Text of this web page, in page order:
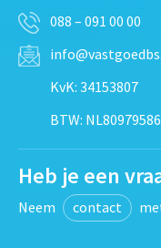
088 – 091 00 00
KvK: 34153807
BTW:
Heb je een
Neem contact